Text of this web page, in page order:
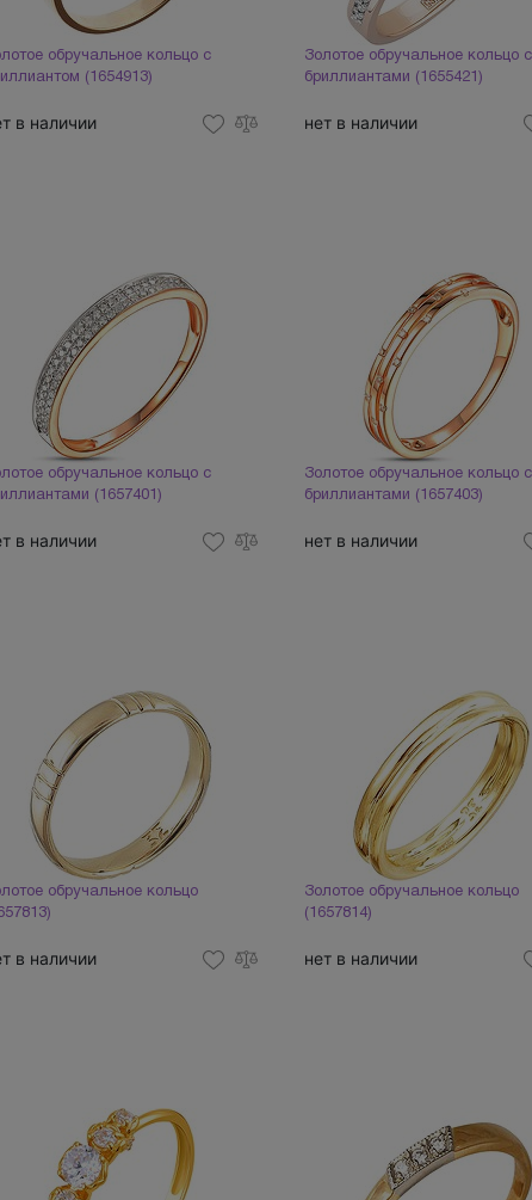
обручальное кольцо с
(1654913)
в наличии
Золотое обручальное кольцо с
бриллиантами (1655421)
нет в наличии
обручальное кольцо с
(1657401)
в наличии
Золотое обручальное кольцо с
бриллиантами (1657403)
нет в наличии
обручальное кольцо
в наличии
Золотое обручальное кольцо
(1657814)
нет в наличии